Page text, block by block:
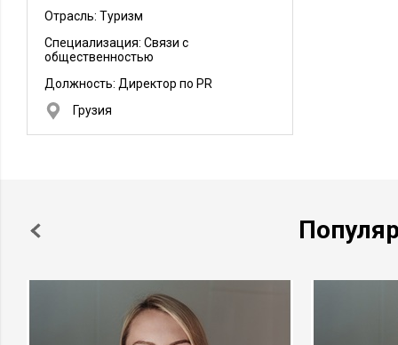
Отрасль: Туризм
Специализация: Связи с
общественностью
Должность: Директор по PR
Грузия